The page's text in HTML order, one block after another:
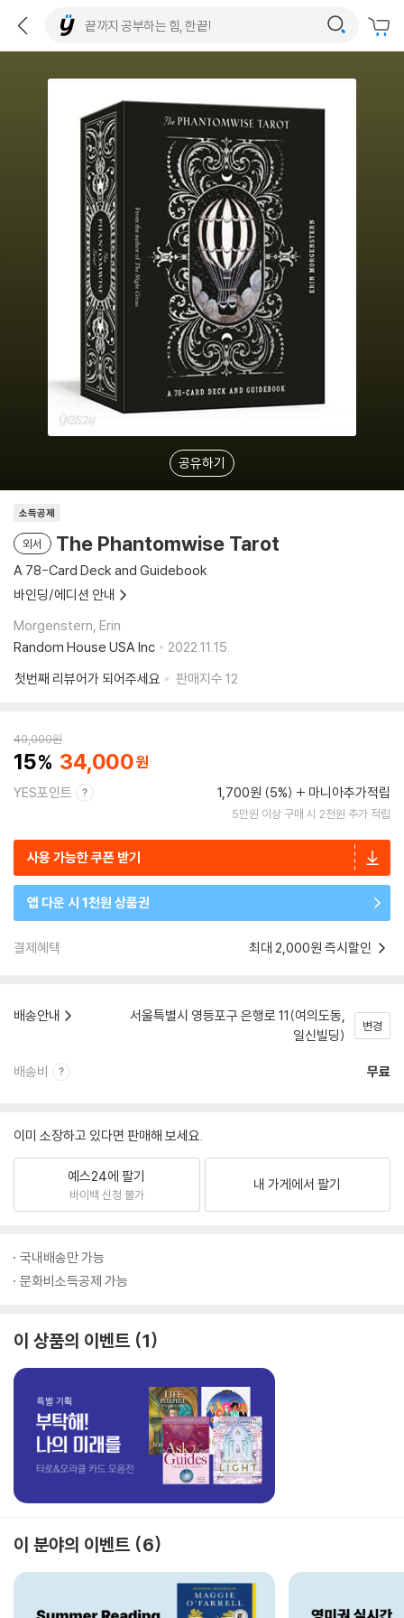
공유하기
소득공제
외서 The Phantomwise Tarot
A 78-Card Deck and Guidebook
바인딩/에디션 안내
Morgenstern, Erin
Random House USA Inc
2022.11.15.
첫번째 리뷰어가 되어주세요
판매지수 12
40,000원
15 34,000
YES포인트 1,700원 (5%) 마니아추가적립
5만원 이상 구매 시 2천원 추가 적립
사용 가능한 쿠폰 받기
앱 다운 시 1천원 상품권
결제혜택 최대 2,000원 즉시할인
배송안내
서울특별시 영등포구 은행로 11(여의도동,
일신빌딩)
변경
배송비 무료
이미 소장하고 있다면 판매해 보세요.
예스24에 팔기
바이백 신청 불가
내 가게에서 팔기
국내배송만 가능
문화비소득공제 가능
이 상품의 이벤트 1
이 분야의 이벤트 6